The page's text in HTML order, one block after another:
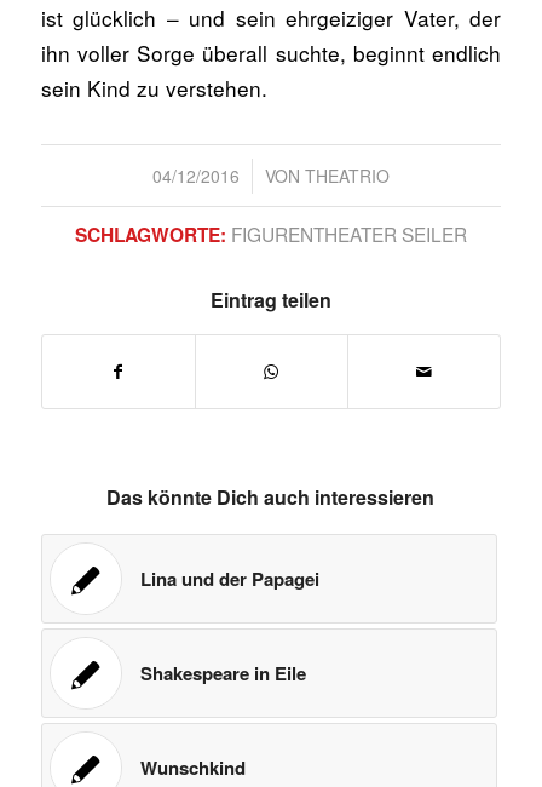
ist glücklich – und sein ehrgeiziger Vater, der
ihn voller Sorge überall suchte, beginnt endlich
sein Kind zu verstehen.
04/12/2016
/ VON THEATRIO
SCHLAGWORTE: FIGURENTHEATER SEILER
Eintrag teilen
Das könnte Dich auch interessieren
Lina und der Papagei
Shakespeare in Eile
Wunschkind